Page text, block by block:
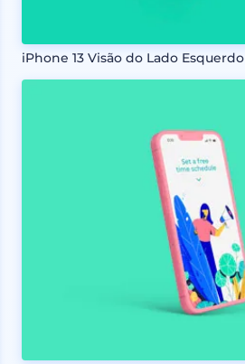
iPhone 13 Visão do Lado Esquerdo